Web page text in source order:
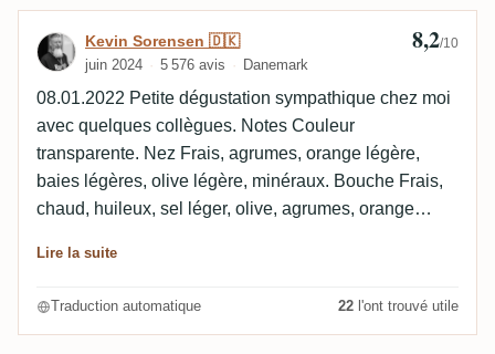
Avis de Kevin Sorensen 🇩🇰
Kevin Sorensen 🇩🇰
juin 2024 5 576 avis Danemark
8,2/10
08.01.2022 Petite dégustation sympathique chez moi
avec quelques collègues. Notes Couleur
transparente. Nez Frais, agrumes, orange légère,
baies légères, olive légère, minéraux. Bouche Frais,
chaud, huileux, sel léger, olive, agrumes, orange
chaude, huileuse, agrumes, orange, minéraux, sel
Lire la suite
Traduction automatique 22 l'ont trouvé utile